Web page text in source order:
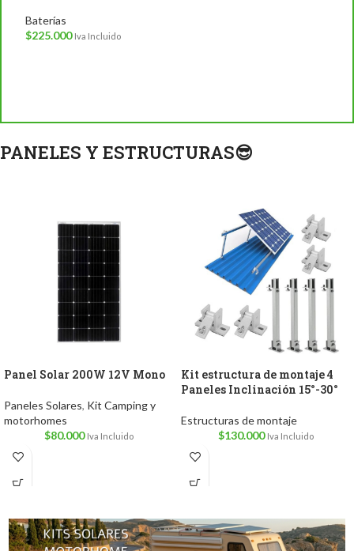
Baterías
$225.000 Iva Incluido
PANELES Y ESTRUCTURAS😎
Panel Solar 200W 12V Mono
Paneles Solares, Kit Camping y
motorhomes
$80.000 Iva Incluido
Kit estructura de montaje 4
Paneles Inclinación 15°-30°
Estructuras de montaje
$130.000 Iva Incluido